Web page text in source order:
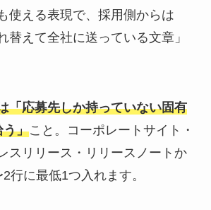
使える表現で、採用側からは
替えて全社に送っている文章」
「応募先しか持っていない固有
う」こと。コーポレートサイト・
スリリース・リリースノートか
行に最低1つ入れます。